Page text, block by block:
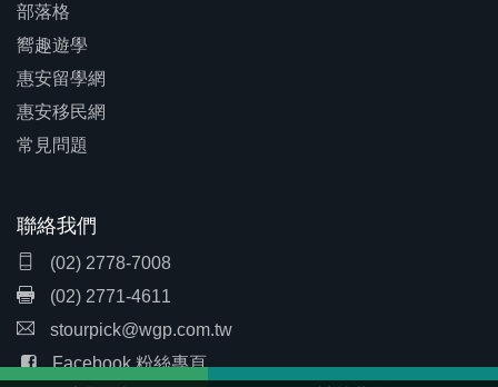
部落格
嚮趣遊學
惠安留學網
惠安移民網
常見問題
聯絡我們
(02) 2778-7008
(02) 2771-4611
stourpick@wgp.com.tw
Facebook 粉絲專頁